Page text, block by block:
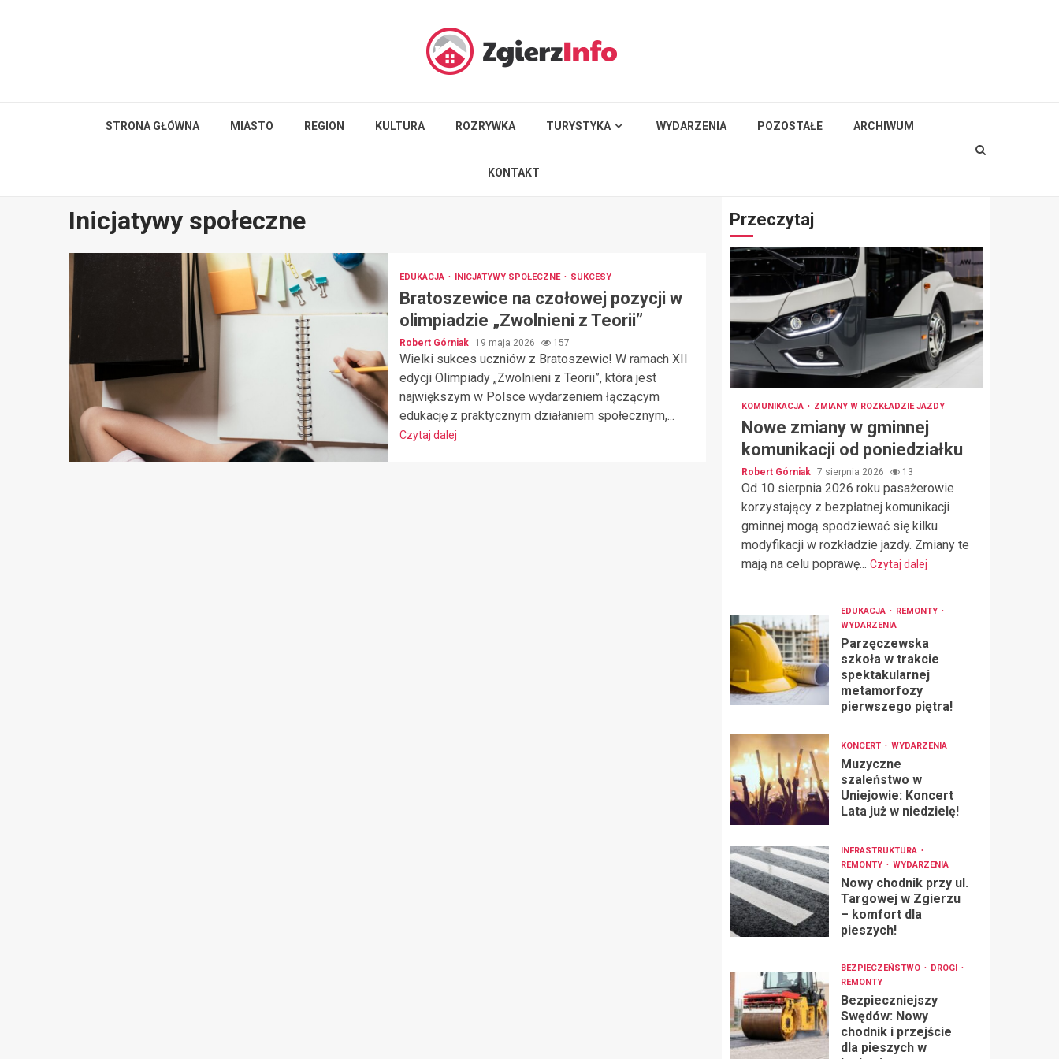
STRONA GŁÓWNA MIASTO REGION KULTURA ROZRYWKA TURYSTYKA WYDARZENIA POZOSTAŁE ARCHIWUM
KONTAKT
Inicjatywy społeczne
EDUKACJA INICJATYWY SPOŁECZNE SUKCESY
Bratoszewice na czołowej pozycji w
olimpiadzie „Zwolnieni z Teorii”
Robert Górniak 19 maja 2026 157
Wielki sukces uczniów z Bratoszewic! W ramach XII
edycji Olimpiady „Zwolnieni z Teorii”, która jest
największym w Polsce wydarzeniem łączącym
edukację z praktycznym działaniem społecznym,...
Czytaj dalej
Przeczytaj
KOMUNIKACJA ZMIANY W ROZKŁADZIE JAZDY
Nowe zmiany w gminnej
komunikacji od poniedziałku
Robert Górniak 7 sierpnia 2026 13
Od 10 sierpnia 2026 roku pasażerowie
korzystający z bezpłatnej komunikacji
gminnej mogą spodziewać się kilku
modyfikacji w rozkładzie jazdy. Zmiany te
mają na celu poprawę... Czytaj dalej
EDUKACJA
REMONTY
WYDARZENIA
Parzęczewska
szkoła w trakcie
spektakularnej
metamorfozy
pierwszego piętra!
KONCERT WYDARZENIA
Muzyczne
szaleństwo w
Uniejowie: Koncert
Lata już w niedzielę!
INFRASTRUKTURA
REMONTY
WYDARZENIA
Nowy chodnik przy ul.
Targowej w Zgierzu
– komfort dla
pieszych!
BEZPIECZEŃSTWO
DROGI
REMONTY
Bezpieczniejszy
Swędów: Nowy
chodnik i przejście
dla pieszych w